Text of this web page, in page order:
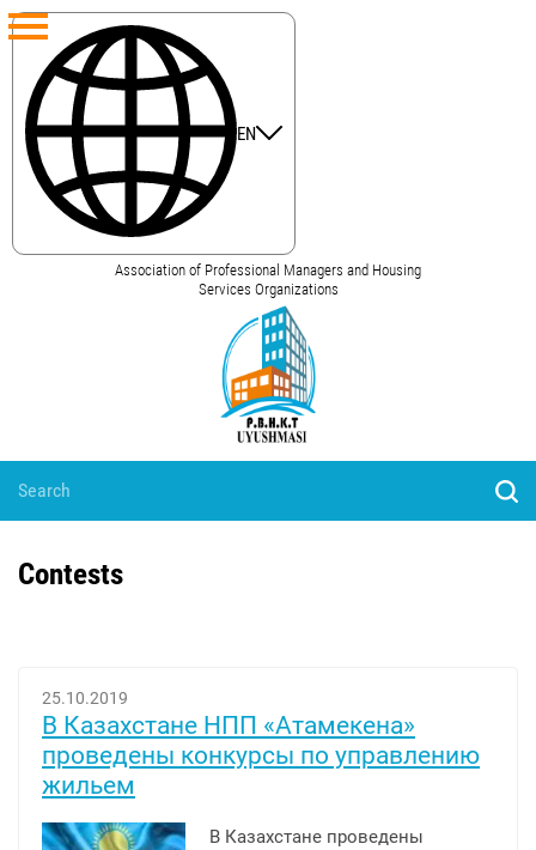
Association of Professional Managers and Housing
Services Organizations
EN
Contests
25.10.2019
В Казахстане НПП «Атамекена»
проведены конкурсы по управлению
жильем
В Казахстане проведены